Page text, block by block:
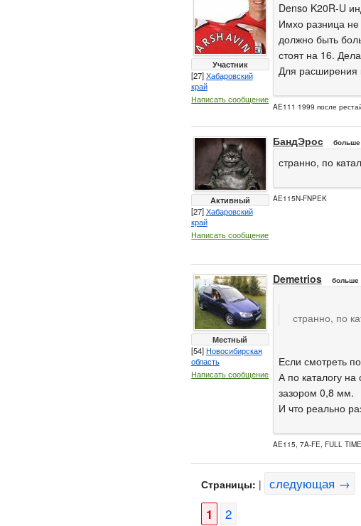
Участник
[27]Хабаровский
край
Написать сообщение
Denso K20R-U
Имхо разница не
должно быть
стоят на 16.
Для расширения
AE111 1999 после
Активный
[27]Хабаровский
край
Написать сообщение
БандЭрос больше
странно, по
AE115N-FNPEK
Местный
[54]Новосибирская
область
Написать сообщение
Demetrios больше
странно, по
Если смотреть
А по каталогу на
зазором 0,8 мм.
И что реально
AE115, 7A-FE, FULL
Страницы: | следующая →
1
2